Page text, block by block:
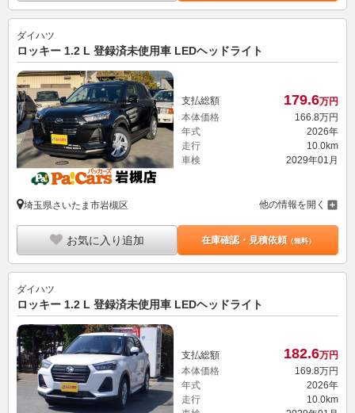
ダイハツ
ロッキー 1.2 L 登録済未使用車 LEDヘッドライト
支払総額 179.6万円
本体価格
166. 8万円
年式
2026年
走行
10.0km
車検
2029年01月
埼玉県さいたま市岩槻区 他の情報を開く
お気に入り追加 在庫確認・見積依頼（無料）
ダイハツ
ロッキー 1.2 L 登録済未使用車 LEDヘッドライト
支払総額 182.6万円
本体価格
169.8万円
年式
2026年
走行
10.0km